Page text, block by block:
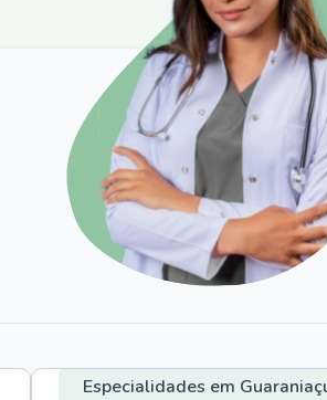
Especialidades em